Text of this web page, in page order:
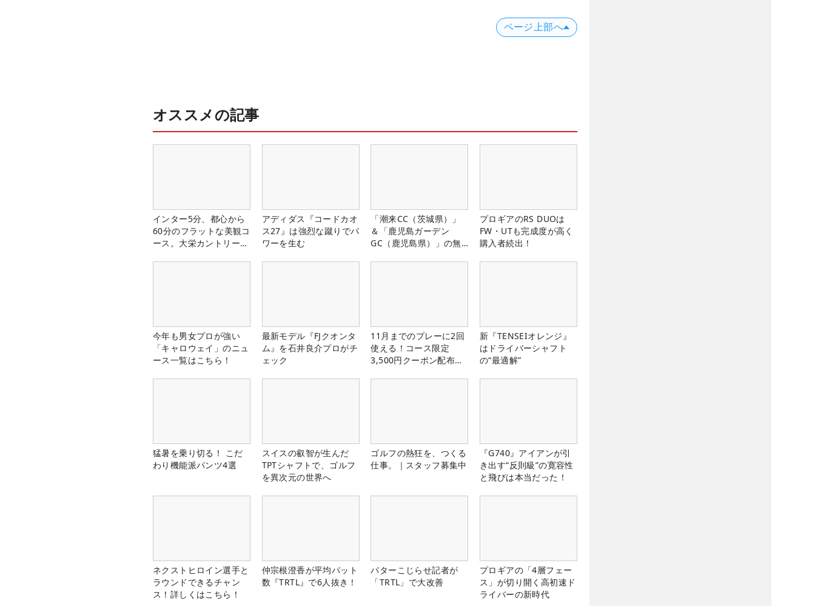
ページ上部へ
オススメの記事
インター5分、都心から
60分のフラットな美観コ
ース。大栄カントリー俱
アディダス『コードカオ
ス27』は強烈な蹴りでパ
ワーを生む
「潮来CC（茨城県）」
＆「鹿児島ガーデン
GC（鹿児島県）」の無
プロギアのRS DUOは
FW・UTも完成度が高く
購入者続出！
今年も男女プロが強い
「キャロウェイ」のニュ
ース一覧はこちら！
最新モデル『FJクオンタ
ム』を石井良介プロがチ
ェック
11月までのプレーに2回
使える！コース限定
3,500円クーポン配布
新『TENSEIオレンジ』
はドライバーシャフト
の“最適解”
猛暑を乗り切る！ こだ
わり機能派パンツ4選
スイスの叡智が生んだ
TPTシャフトで、ゴルフ
を異次元の世界へ
ゴルフの熱狂を、つくる
仕事。｜スタッフ募集中
『G740』アイアンが引
き出す“反則級”の寛容性
と飛びは本当だった！
ネクストヒロイン選手と
ラウンドできるチャン
ス！詳しくはこちら！
仲宗根澄香が平均パット
数『TRTL』で6人抜き！
パターこじらせ記者が
「TRTL」で大改善
プロギアの「4層フェー
ス」が切り開く高初速ド
ライバーの新時代